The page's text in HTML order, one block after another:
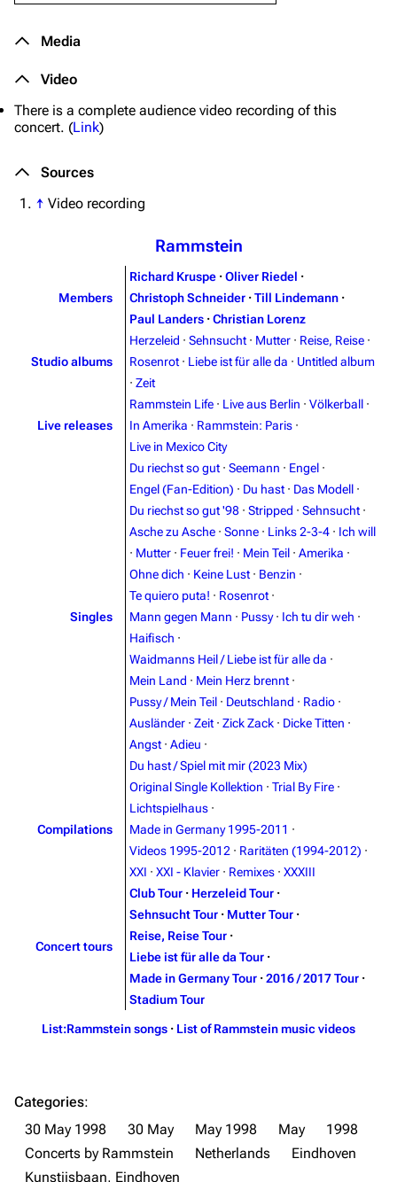
3.4K 12 290.4K
Navigation
Main page
Random page
Rammstein
Information
Discography
Videography
Song list
Merchandise
Emigrate
Discography
Videography
Song list
Merchandise
Lindemann
Information
Discography
Videography
Song list
Tour dates
Discography
Videography
Discography
Videography
Media
Video
There is a complete audience video recording of this
concert. (Link)
Sources
↑ Video recording
Rammstein
Members
Richard Kruspe · Oliver Riedel ·
Christoph Schneider · Till Lindemann ·
Paul Landers · Christian Lorenz
Studio albums
Herzeleid · Sehnsucht · Mutter · Reise, Reise ·
Rosenrot · Liebe ist für alle da · Untitled album
· Zeit
Live releases
Rammstein Life · Live aus Berlin · Völkerball ·
In Amerika · Rammstein: Paris ·
Live in Mexico City
Singles
Du riechst so gut · Seemann · Engel ·
Engel (Fan-Edition) · Du hast · Das Modell ·
Du riechst so gut '98 · Stripped · Sehnsucht ·
Asche zu Asche · Sonne · Links 2-3-4 · Ich will
· Mutter · Feuer frei! · Mein Teil · Amerika ·
Ohne dich · Keine Lust · Benzin ·
Te quiero puta! · Rosenrot ·
Mann gegen Mann · Pussy · Ich tu dir weh ·
Haifisch ·
Waidmanns Heil / Liebe ist für alle da ·
Mein Land · Mein Herz brennt ·
Pussy / Mein Teil · Deutschland · Radio ·
Ausländer · Zeit · Zick Zack · Dicke Titten ·
Angst · Adieu ·
Du hast / Spiel mit mir (2023 Mix)
Compilations
Original Single Kollektion · Trial By Fire ·
Lichtspielhaus ·
Made in Germany 1995-2011 ·
Videos 1995-2012 · Raritäten (1994-2012) ·
XXI · XXI - Klavier · Remixes · XXXIII
Concert tours
Club Tour · Herzeleid Tour ·
Sehnsucht Tour · Mutter Tour ·
Reise, Reise Tour ·
Liebe ist für alle da Tour ·
Made in Germany Tour · 2016 / 2017 Tour ·
Stadium Tour
List:Rammstein songs · List of Rammstein music videos
Categories:
30 May 1998
30 May May 1998 May
1998
Concerts by Rammstein
Netherlands
Eindhoven
Kunstijsbaan, Eindhoven